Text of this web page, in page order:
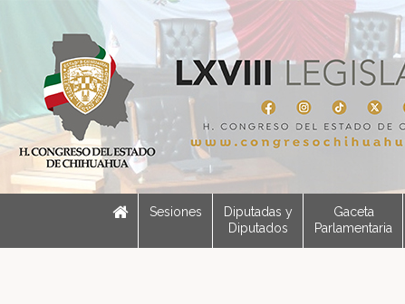
Sesiones
Diputadas y
Diputados
Gaceta
Parlamentaria